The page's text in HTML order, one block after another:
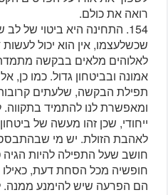
רואה את כולם.
154. התחינה היא ביטוי של
שכשלעצמו, אין הוא יכול
לאלוהים מלאים בבקשה
אמונה ובביטחון גדול. כמו
תפילת הבקשה, שלעתים
ומאפשרת לנו להתמיד בתקווה.
ייחודי, שכן זהו מעשה של
לאהבת הזולת. יש מי
חושב שעל התפילה להיות הגיה
חופשיה מכל הסחת דעת,
הם הפרעה שיש להימנע ממנה.